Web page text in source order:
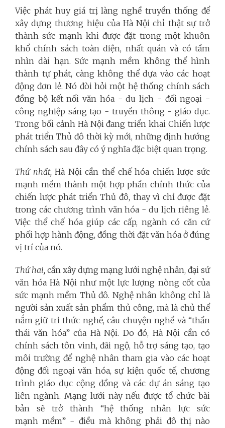
Việc phát huy giá trị làng nghề truyền thống để
xây dựng thương hiệu của Hà Nội chỉ thật sự trở
thành sức mạnh khi được đặt trong một khuôn
khổ chính sách toàn diện, nhất quán và có tầm
nhìn dài hạn. Sức mạnh mềm không thể hình
thành tự phát, càng không thể dựa vào các hoạt
động đơn lẻ. Nó đòi hỏi một hệ thống chính sách
đồng bộ kết nối văn hóa - du lịch - đối ngoại -
công nghiệp sáng tạo - truyền thông - giáo dục.
Trong bối cảnh Hà Nội đang triển khai Chiến lược
phát triển Thủ đô thời kỳ mới, những định hướng
chính sách sau đây có ý nghĩa đặc biệt quan trọng.
Thứ nhất, Hà Nội cần thể chế hóa chiến lược sức
mạnh mềm thành một hợp phần chính thức của
chiến lược phát triển Thủ đô, thay vì chỉ được đặt
trong các chương trình văn hóa - du lịch riêng lẻ.
Việc thể chế hóa giúp các cấp, ngành có căn cứ
phối hợp hành động, đồng thời đặt văn hóa ở đúng
vị trí của nó.
Thứ hai, cần xây dựng mạng lưới nghệ nhân, đại sứ
văn hóa Hà Nội như một lực lượng nòng cốt của
sức mạnh mềm Thủ đô. Nghệ nhân không chỉ là
người sản xuất sản phẩm thủ công, mà là chủ thể
nắm giữ tri thức nghề, câu chuyện nghề và “thần
thái văn hóa” của Hà Nội. Do đó, Hà Nội cần có
chính sách tôn vinh, đãi ngộ, hỗ trợ sáng tạo, tạo
môi trường để nghệ nhân tham gia vào các hoạt
động đối ngoại văn hóa, sự kiện quốc tế, chương
trình giáo dục cộng đồng và các dự án sáng tạo
liên ngành. Mạng lưới này nếu được tổ chức bài
bản sẽ trở thành “hệ thống nhân lực sức
mạnh mềm” - điều mà không phải đô thị nào